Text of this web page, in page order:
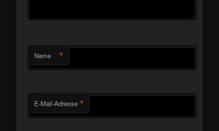
Name *
E-Mail-Adresse *